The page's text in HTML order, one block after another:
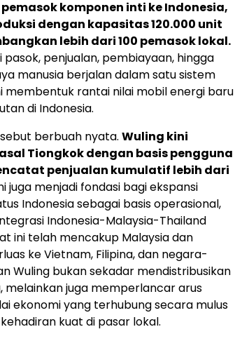
komponen inti ke Indonesia,
dengan kapasitas 120.000 unit
lebih dari 100 pemasok lokal.
penjualan, pembiayaan, hingga
manusia berjalan dalam satu sistem
membentuk rantai nilai mobil energi baru
di Indonesia.
berbuah nyata. Wuling kini
Tiongkok dengan basis pengguna
penjualan kumulatif lebih dari
juga menjadi fondasi bagi ekspansi
Indonesia sebagai basis operasional,
Indonesia-Malaysia-Thailand
ini telah mencakup Malaysia dan
ke Vietnam, Filipina, dan negara-
Wuling bukan sekadar mendistribusikan
melainkan juga memperlancar arus
ekonomi yang terhubung secara mulus
kuat di pasar lokal.